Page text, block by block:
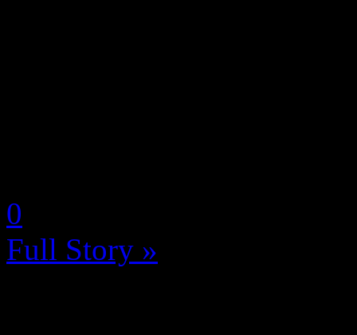
0
Full Story »